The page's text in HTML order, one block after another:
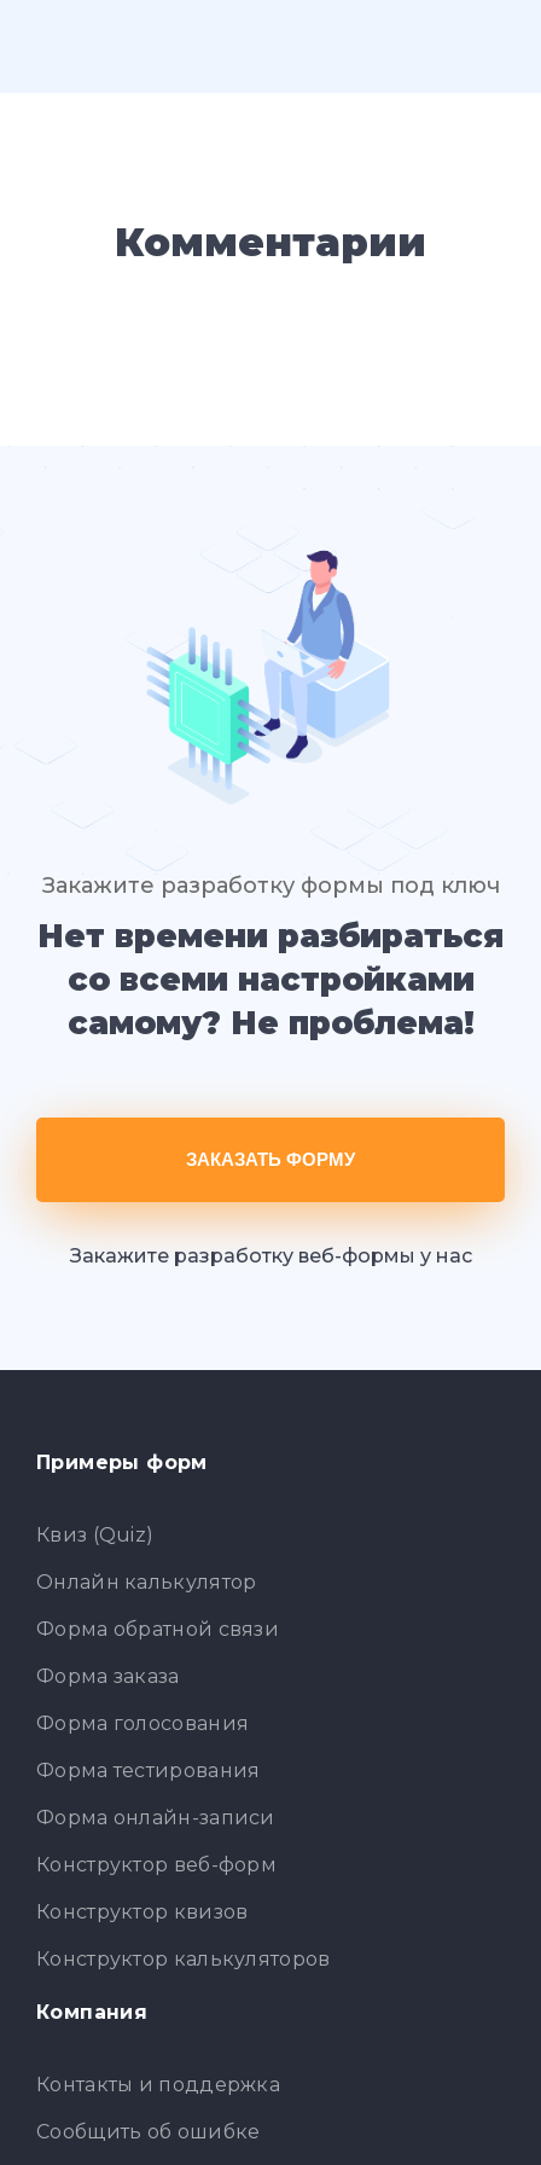
Комментарии
Закажите разработку формы под ключ
Нет времени разбираться
со всеми настройками
самому? Не проблема!
ЗАКАЗАТЬ ФОРМУ
Закажите разработку веб-формы у нас
Примеры форм
Квиз (Quiz)
Онлайн калькулятор
Форма обратной связи
Форма заказа
Форма голосования
Форма тестирования
Форма онлайн-записи
Конструктор веб-форм
Конструктор квизов
Конструктор калькуляторов
Компания
Контакты и поддержка
Сообщить об ошибке